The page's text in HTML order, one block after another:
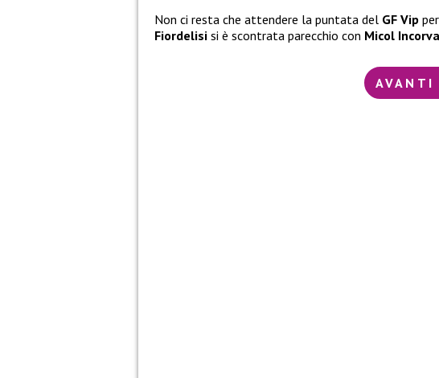
Non ci resta che attendere la puntata del GF Vip
Fiordelisi si è scontrata parecchio con Micol
AVANTI